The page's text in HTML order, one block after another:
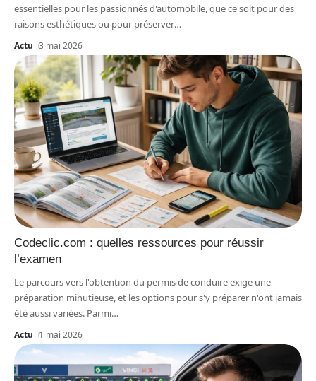
essentielles pour les passionnés d'automobile, que ce soit pour des
raisons esthétiques ou pour préserver…
Actu 3 mai 2026
Codeclic.com : quelles ressources pour réussir
l’examen
Le parcours vers l'obtention du permis de conduire exige une
préparation minutieuse, et les options pour s'y préparer n'ont jamais
été aussi variées. Parmi…
Actu 1 mai 2026